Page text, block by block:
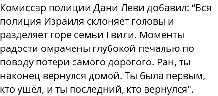
Комиссар полиции Дани Леви добавил: “Вся
полиция Израиля склоняет головы и
разделяет горе семьи Гвили. Моменты
радости омрачены глубокой печалью по
поводу потери самого дорогого. Ран, ты
наконец вернулся домой. Ты была первым,
кто ушёл, и ты последний, ​​кто вернулся".